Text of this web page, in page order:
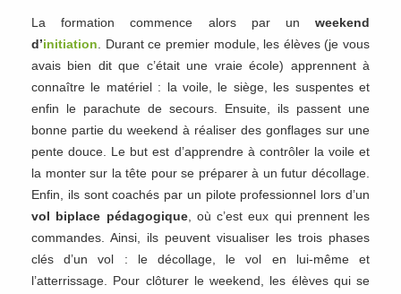
La formation commence alors par un weekend
d’initiation . Durant ce premier module, les élèves (je vous
avais bien dit que c’était une vraie école) apprennent à
connaître le matériel : la voile, le siège, les suspentes et
enfin le parachute de secours. Ensuite, ils passent une
bonne partie du weekend à réaliser des gonflages sur une
pente douce. Le but est d’apprendre à contrôler la voile et
la monter sur la tête pour se préparer à un futur décollage.
Enfin, ils sont coachés par un pilote professionnel lors d’un
vol biplace pédagogique, où c’est eux qui prennent les
commandes. Ainsi, ils peuvent visualiser les trois phases
clés d’un vol : le décollage, le vol en lui-même et
l’atterrissage. Pour clôturer le weekend, les élèves qui se